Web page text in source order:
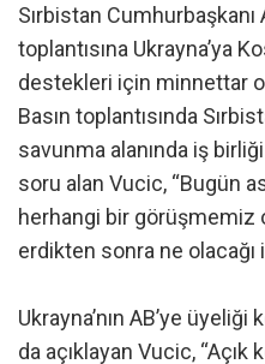
Sırbistan
toplantısına Ukrayna’ya
destekleri için minnettar
Basın toplantısında
savunma alanında iş
soru alan Vucic, “Bugün
herhangi bir görüşmemiz
erdikten sonra ne olacağı
Ukrayna’nın AB’ye
da açıklayan Vucic,